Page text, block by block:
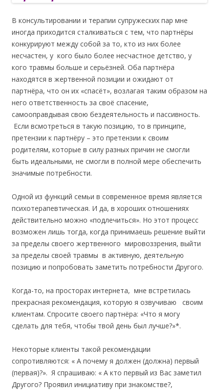
В консультировании и терапии супружеских пар мне
иногда приходится сталкиваться с тем, что партнёры
конкурируют между собой за то, кто из них более
несчастен, у кого было более несчастное детство, у
кого травмы больше и серьёзней. Оба партнёра
находятся в жертвенной позиции и ожидают от
партнёра, что он их «спасёт», возлагая таким образом на
него ответственность за своё спасение,
самооправдывая свою бездеятельность и пассивность.
Если всмотреться в такую позицию, то в принципе,
претензии к партнёру – это претензии к своим
родителям, которые в силу разных причин не смогли
быть идеальными, не смогли в полной мере обеспечить
значимые потребности.
Одной из функций семьи в современное время является
психотерапевтическая. И да, в хороших отношениях
действительно можно «подлечиться». Но этот процесс
возможен лишь тогда, когда принимаешь решение выйти
за пределы своего жертвенного мировоззрения, выйти
за пределы своей травмы в активную, деятельную
позицию и попробовать заметить потребности Другого.
Когда-то, на просторах интернета, мне встретилась
прекрасная рекомендация, которую я озвучиваю своим
клиентам. Спросите своего партнёра: «Что я могу
сделать для тебя, чтобы твой день был лучше?»*.
Некоторые клиенты такой рекомендации
сопротивляются: « А почему я должен (должна) первый
(первая)?». Я спрашиваю: « А кто первый из Вас заметил
Другого? Проявил инициативу при знакомстве?,